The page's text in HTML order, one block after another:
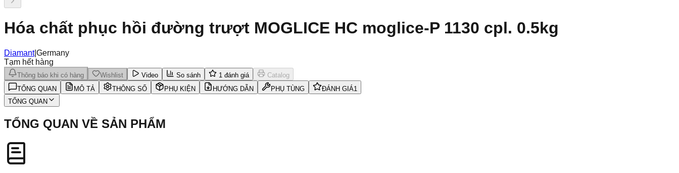
Hóa chất phục hồi đường trượt MOGLICE HC moglice-P 1130 cpl. 0.5kg
Diamant|Germany
Tạm hết hàng
Thông báo khi có hàng Wishlist Video So sánh 1 đánh giá
Catalog
TỔNG QUAN
MÔ TẢ THÔNG SỐ PHỤ KIỆN HƯỚNG DẪN PHỤ TÙNG ĐÁNH GIÁ1
TỔNG QUAN
TỔNG QUAN VỀ SẢN PHẨM